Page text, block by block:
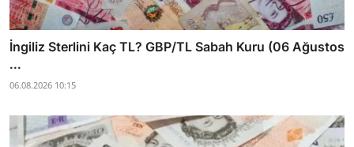
İngiliz Sterlini Kaç TL? GBP/TL Sabah Kuru (06 Ağustos
...
06.08.2026 10:15